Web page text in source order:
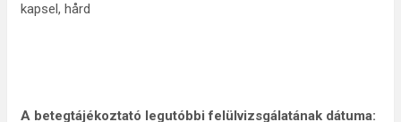
kapsel, hård
A betegtájékoztató legutóbbi felülvizsgálatának dátuma: